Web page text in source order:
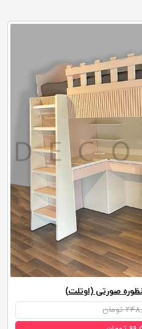
صورتی (اوتلت)